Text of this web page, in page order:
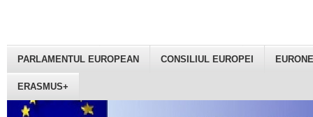
PARLAMENTUL EUROPEAN CONSILIUL EUROPEI
ERASMUS+